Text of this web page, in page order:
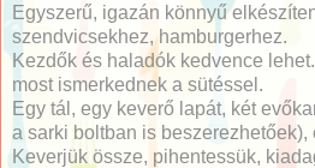
Egyszerű, igazán könnyű
szendvicsekhez, hamburgerhez.
Kezdők és haladók kedvence
most ismerkednek a sütéssel.
Egy tál, egy keverő lapát, két
a sarki boltban is beszerezhetőek),
Keverjük össze, pihentessük,